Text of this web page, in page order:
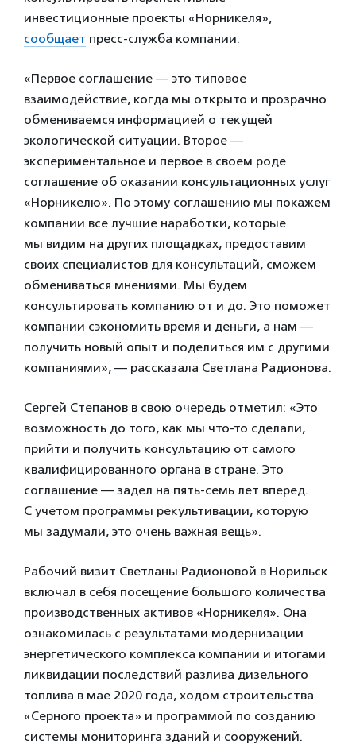
инвестиционные проекты «Норникеля»,
сообщает пресс-служба компании.
«Первое соглашение — это типовое
взаимодействие, когда мы открыто и прозрачно
обмениваемся информацией о текущей
экологической ситуации. Второе —
экспериментальное и первое в своем роде
соглашение об оказании консультационных услуг
«Норникелю». По этому соглашению мы покажем
компании все лучшие наработки, которые
мы видим на других площадках, предоставим
своих специалистов для консультаций, сможем
обмениваться мнениями. Мы будем
консультировать компанию от и до. Это поможет
компании сэкономить время и деньги, а нам —
получить новый опыт и поделиться им с другими
компаниями», — рассказала Светлана Радионова.
Сергей Степанов в свою очередь отметил: «Это
возможность до того, как мы что-то сделали,
прийти и получить консультацию от самого
квалифицированного органа в стране. Это
соглашение — задел на пять-семь лет вперед.
С учетом программы рекультивации, которую
мы задумали, это очень важная вещь».
Рабочий визит Светланы Радионовой в Норильск
включал в себя посещение большого количества
производственных активов «Норникеля». Она
ознакомилась с результатами модернизации
энергетического комплекса компании и итогами
ликвидации последствий разлива дизельного
топлива в мае 2020 года, ходом строительства
«Серного проекта» и программой по созданию
системы мониторинга зданий и сооружений.